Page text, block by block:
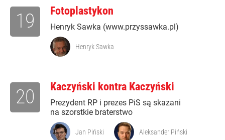
Fotoplastykon
Henryk Sawka (www.przyssawka.pl)
19
Henryk Sawka
Kaczyński kontra Kaczyński
Prezydent RP i prezes PiS są skazani
na szorstkie braterstwo
20
Jan Piński Aleksander Piński